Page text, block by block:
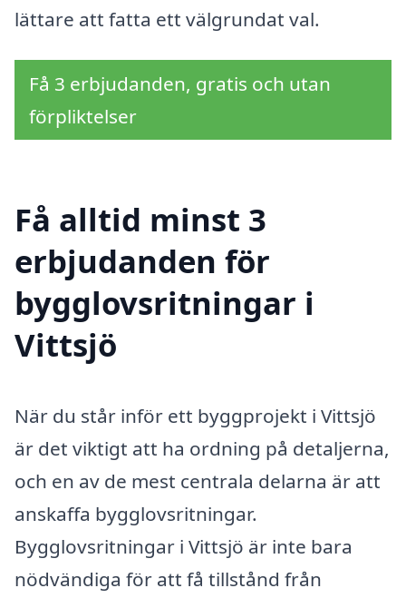
lättare att fatta ett välgrundat val.
Få 3 erbjudanden, gratis och utan
förpliktelser
Få alltid minst 3
erbjudanden för
bygglovsritningar i
Vittsjö
När du står inför ett byggprojekt i Vittsjö
är det viktigt att ha ordning på detaljerna,
och en av de mest centrala delarna är att
anskaffa bygglovsritningar.
Bygglovsritningar i Vittsjö är inte bara
nödvändiga för att få tillstånd från